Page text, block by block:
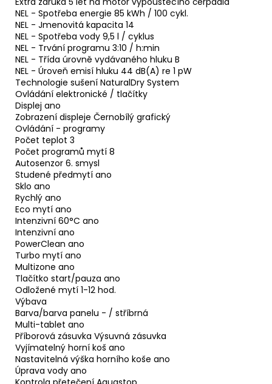
NEL - Spotřeba energie 85 kWh / 100 cykl.
NEL - Jmenovitá kapacita 14
NEL - Spotřeba vody 9,5 l / cyklus
NEL - Trvání programu 3:10 / h:min
NEL - Třída úrovně vydávaného hluku B
NEL - Úroveň emisí hluku 44 dB(A) re 1 pW
Technologie sušení NaturalDry System
Ovládání elektronické / tlačítky
Displej ano
Zobrazení displeje Černobílý grafický
Ovládání - programy
Počet teplot 3
Počet programů mytí 8
Autosenzor 6. smysl
Studené předmytí ano
Sklo ano
Rychlý ano
Eco mytí ano
Intenzivní 60°C ano
Intenzivní ano
PowerClean ano
Turbo mytí ano
Multizone ano
Tlačítko start/pauza ano
Odložené mytí 1-12 hod.
Výbava
Barva/barva panelu - / stříbrná
Multi-tablet ano
Příborová zásuvka Výsuvná zásuvka
Vyjímatelný horní koš ano
Nastavitelná výška horního koše ano
Úprava vody ano